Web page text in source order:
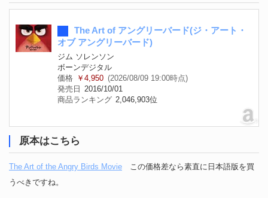
The Art of アングリーバード(ジ・アート・
オブ アングリーバード)
ジム ソレンソン
ボーンデジタル
価格
￥4,950 (2026/08/09 19:00時点)
発売日
2016/10/01
商品ランキング 2,046,903位
原本はこちら
The Art of the Angry Birds Movie この価格差なら素直に日本語版を買
うべきですね。